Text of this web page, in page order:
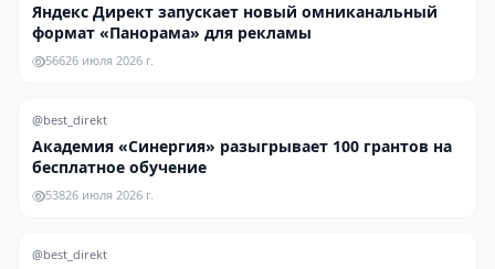
Яндекс Директ запускает новый омниканальный
формат «Панорама» для рекламы
56626 июля 2026 г.
@best_direkt
Академия «Синергия» разыгрывает 100 грантов на
бесплатное обучение
53826 июля 2026 г.
@best_direkt